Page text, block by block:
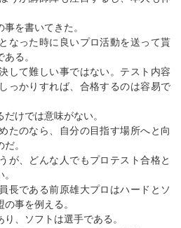
を書いてきた。
なった時に良いプロ活動を送って貰
る。
して難しい事ではない。テスト内容
っかりすれば、合格するのは容易で
けでは意味がない。
たのなら、自分の目指す場所へと向
。
が、どんな人でもプロテスト合格と
長である前原雄大プロはハードとソ
事を例える。
、ソフトは選手である。